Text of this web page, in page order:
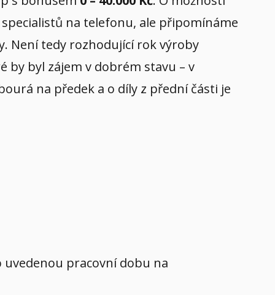
na telefonu, ale připomínáme
Není tedy rozhodující rok výroby
by byl zájem v dobrém stavu – v
na předek a o díly z přední části je
uvedenou pracovní dobu na